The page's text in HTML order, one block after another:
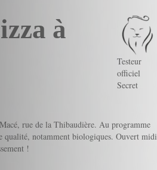
à
Testeur
officiel
Secret
rue de la Thibaudière. Au programme
qualité, notamment biologiques. Ouvert midi
!